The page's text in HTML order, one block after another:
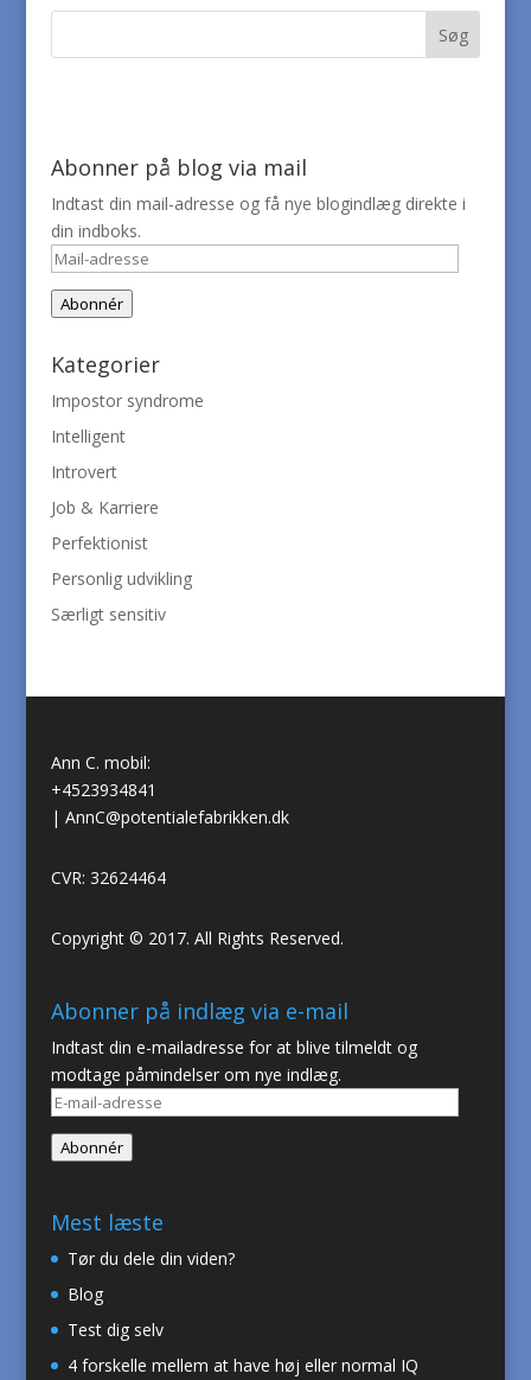
Abonner på blog via mail
Indtast din mail-adresse og få nye blogindlæg direkte i
din indboks.
Mail-
adresse
Abonnér
Kategorier
Impostor syndrome
Intelligent
Introvert
Job & Karriere
Perfektionist
Personlig udvikling
Særligt sensitiv
Ann C. mobil:
+4523934841
| AnnC@potentialefabrikken.dk
CVR: 32624464
Copyright © 2017. All Rights Reserved.
Abonner på indlæg via e-mail
Indtast din e-mailadresse for at blive tilmeldt og
modtage påmindelser om nye indlæg.
E-
mail-
adresse
Abonnér
Mest læste
Tør du dele din viden?
Blog
Test dig selv
4 forskelle mellem at have høj eller normal IQ